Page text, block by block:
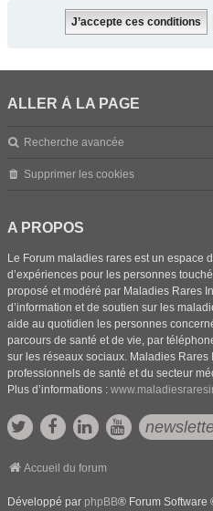
ALLER À LA PAGE
Recherche avancée
Supprimer les cookies
A PROPOS
Le Forum maladies rares est un espace
d’expériences pour les personnes
proposé et modéré par Maladies Rares
d’information et de soutien sur les
aide au quotidien les personnes
parcours de santé et de vie, par
sur les réseaux sociaux. Maladies
professionnels de santé et du secteur
Plus d’informations :
Accueil du forum
Développé par phpBB® Forum Software